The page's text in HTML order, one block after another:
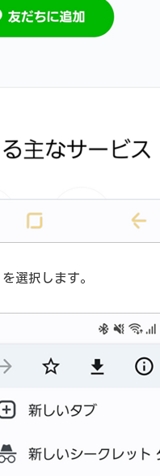
選択します。